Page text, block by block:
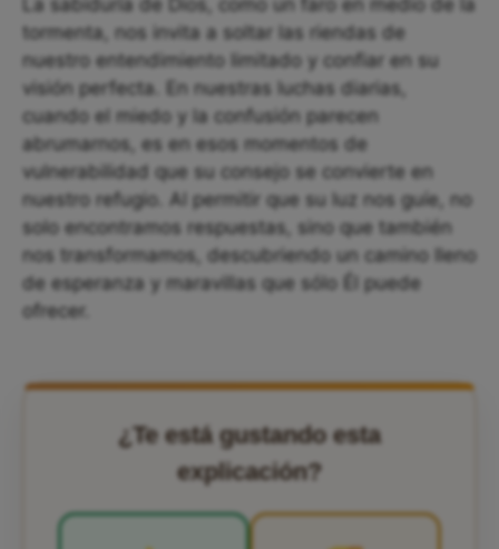
La sabiduría de Dios, como un faro en medio de la
tormenta, nos invita a soltar las riendas de
nuestro entendimiento limitado y confiar en su
visión perfecta. En nuestras luchas diarias,
cuando el miedo y la confusión parecen
abrumarnos, es en esos momentos de
vulnerabilidad que su consejo se convierte en
nuestro refugio. Al permitir que su luz nos guíe, no
solo encontramos respuestas, sino que también
nos transformamos, descubriendo un camino lleno
de esperanza y maravillas que sólo Él puede
ofrecer.
¿Te está gustando esta
explicación?